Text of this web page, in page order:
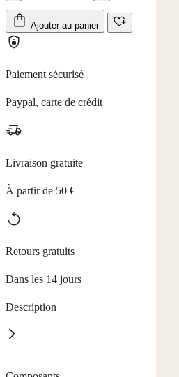
Ajouter au panier
Paiement sécurisé
Paypal, carte de crédit
Livraison gratuite
À partir de 50 €
Retours gratuits
Dans les 14 jours
Description